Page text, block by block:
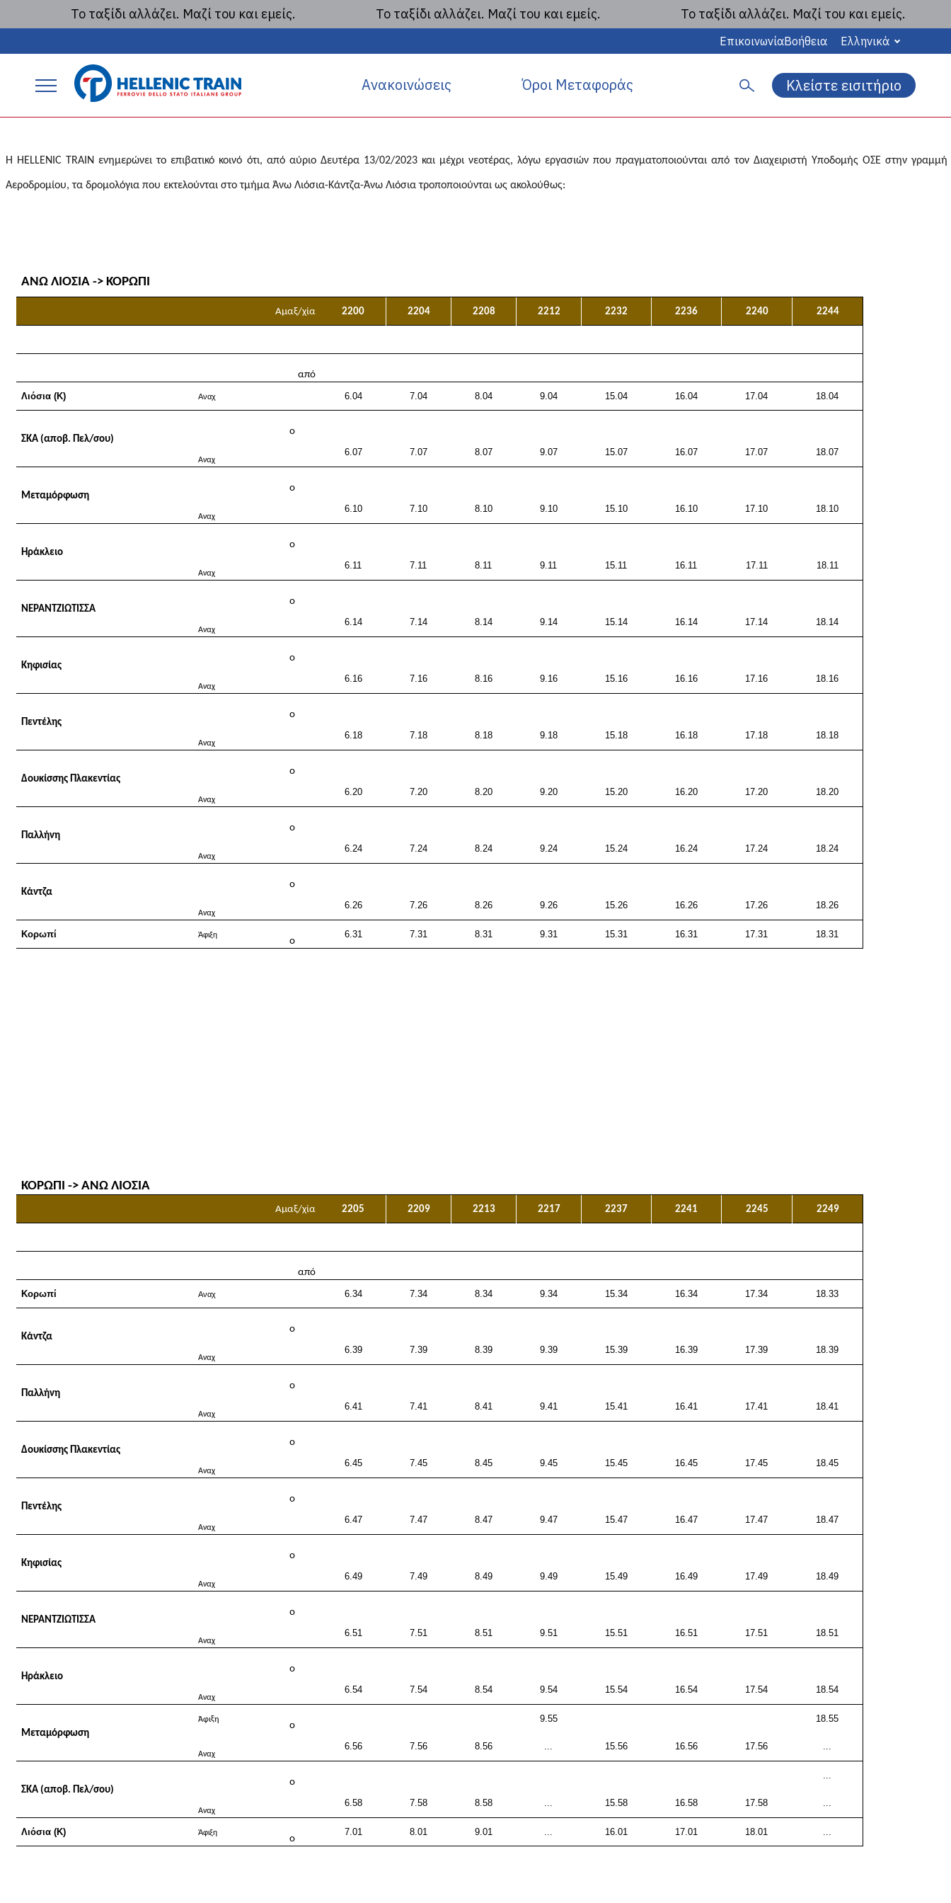
Το ταξίδι αλλάζει. Μαζί του και εμείς. Το ταξίδι αλλάζει. Μαζί του και εμείς. Το ταξίδι αλλάζει. Μαζί του και εμείς.
ΕπικοινωνίαΒοήθεια Ελληνικά
r
i
m
a
i
n
m
e
n
u
Ανακοινώσεις Όροι Μεταφοράς
ή
Κλείστε εισιτήριο
Ανακοινώσεις
ΑΝΑΚΟΙΝΩΣΗ 12/2/2023 : ΤΡΟΠΟΠΟΙΗΣΗ ΔΡΟΜΟΛΟΓΙΩΝ ΑΝΩ
ΛΙΟΣΙΑ – ΚΟΡΩΠΙ – ΑΝΩ ΛΙΟΣΙΑ ΑΠΟ 13/02/2023
Η HELLENIC TRAIN ενημερώνει το επιβατικό κοινό ότι, από αύριο Δευτέρα 13/02/2023 και μέχρι νεοτέρας, λόγω εργασιών που πραγματοποιούνται από τον Διαχειριστή Υποδομής ΟΣΕ στην γραμμή
Αεροδρομίου, τα δρομολόγια που εκτελούνται στο τμήμα Άνω Λιόσια-Κάντζα-Άνω Λιόσια τροποποιούνται ως ακολούθως:
ΑΝΩ ΛΙΟΣΙΑ -> ΚΟΡΩΠΙ
Αμαξ/χία 2200 2204 2208 2212 2232 2236 2240 2244
από
Λιόσια (Κ)
Αναχ 6.04 7.04 8.04 9.04 15.04 16.04 17.04 18.04
ΣΚΑ (αποβ. Πελ/σου)
o
Αναχ
6.07 7.07 8.07 9.07 15.07 16.07 17.07 18.07
Μεταμόρφωση
o
Αναχ
6.10 7.10 8.10 9.10 15.10 16.10 17.10 18.10
Ηράκλειο
o
Αναχ
6.11 7.11 8.11 9.11 15.11 16.11 17.11 18.11
ΝΕΡΑNΤΖΙΩΤΙΣΣΑ
o
Αναχ
6.14 7.14 8.14 9.14 15.14 16.14 17.14 18.14
Κηφισίας
o
Αναχ
6.16 7.16 8.16 9.16 15.16 16.16 17.16 18.16
Πεντέλης
o
Αναχ
6.18 7.18 8.18 9.18 15.18 16.18 17.18 18.18
Δουκίσσης Πλακεντίας
o
Αναχ
6.20 7.20 8.20 9.20 15.20 16.20 17.20 18.20
Παλλήνη
o
Αναχ
6.24 7.24 8.24 9.24 15.24 16.24 17.24 18.24
Κάντζα
o
Αναχ
6.26 7.26 8.26 9.26 15.26 16.26 17.26 18.26
Κορωπί Άφιξη
o
6.31 7.31 8.31 9.31 15.31 16.31 17.31 18.31
ΚΟΡΩΠΙ -> ΑΝΩ ΛΙΟΣΙΑ
Αμαξ/χία 2205 2209 2213 2217 2237 2241 2245 2249
από
Κορωπί
Αναχ 6.34 7.34 8.34 9.34 15.34 16.34 17.34 18.33
Κάντζα
o
Αναχ
6.39 7.39 8.39 9.39 15.39 16.39 17.39 18.39
Παλλήνη
o
Αναχ
6.41 7.41 8.41 9.41 15.41 16.41 17.41 18.41
Δουκίσσης Πλακεντίας
o
Αναχ
6.45 7.45 8.45 9.45 15.45 16.45 17.45 18.45
Πεντέλης
o
Αναχ
6.47 7.47 8.47 9.47 15.47 16.47 17.47 18.47
Κηφισίας
o
Αναχ
6.49 7.49 8.49 9.49 15.49 16.49 17.49 18.49
ΝΕΡΑNΤΖΙΩΤΙΣΣΑ
o
Αναχ
6.51 7.51 8.51 9.51 15.51 16.51 17.51 18.51
Ηράκλειο
o
Αναχ
6.54 7.54 8.54 9.54 15.54 16.54 17.54 18.54
Μεταμόρφωση
Άφιξη
o
9.55 18.55
Αναχ
6.56 7.56 8.56 ... 15.56 16.56 17.56 ...
ΣΚΑ (αποβ. Πελ/σου)
o
...
Αναχ
6.58 7.58 8.58 ... 15.58 16.58 17.58 ...
Λιόσια (Κ) Άφιξη
o
7.01 8.01 9.01 ... 16.01 17.01 18.01 ...